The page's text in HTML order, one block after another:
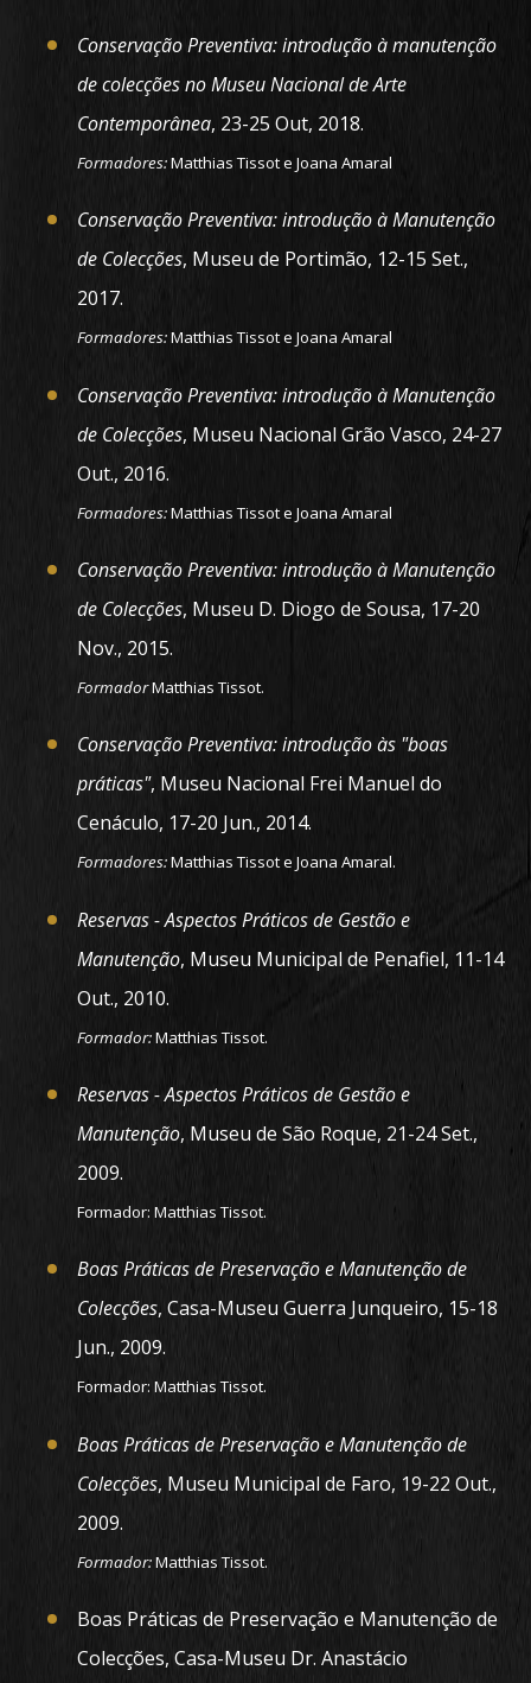
Conservação Preventiva: introdução à manutenção
de colecções no Museu Nacional de Arte
Contemporânea, 23-25 Out, 2018.
Formadores:Matthias Tissot e Joana Amaral
Conservação Preventiva: introdução à Manutenção
de Colecções, Museu de Portimão, 12-15 Set.,
2017.
Formadores:Matthias Tissot e Joana Amaral
Conservação Preventiva: introdução à Manutenção
de Colecções, Museu Nacional Grão Vasco, 24-27
Out., 2016.
Formadores:Matthias Tissot e Joana Amaral
Conservação Preventiva: introdução à Manutenção
de Colecções, Museu D. Diogo de Sousa, 17-20
Nov., 2015.
FormadorMatthias Tissot.
Conservação Preventiva: introdução às "boas
práticas", Museu Nacional Frei Manuel do
Cenáculo, 17-20 Jun., 2014.
Formadores:Matthias Tissot e Joana Amaral.
Reservas - Aspectos Práticos de Gestão e
Manutenção, Museu Municipal de Penafiel, 11-14
Out., 2010.
Formador:Matthias Tissot.
Reservas - Aspectos Práticos de Gestão e
Manutenção, Museu de São Roque, 21-24 Set.,
2009.
Formador: Matthias Tissot.
Boas Práticas de Preservação e Manutenção de
Colecções, Casa-Museu Guerra Junqueiro, 15-18
Jun., 2009.
Formador: Matthias Tissot.
Boas Práticas de Preservação e Manutenção de
Colecções, Museu Municipal de Faro, 19-22 Out.,
2009.
Formador:Matthias Tissot.
Boas Práticas de Preservação e Manutenção de
Colecções, Casa-Museu Dr. Anastácio